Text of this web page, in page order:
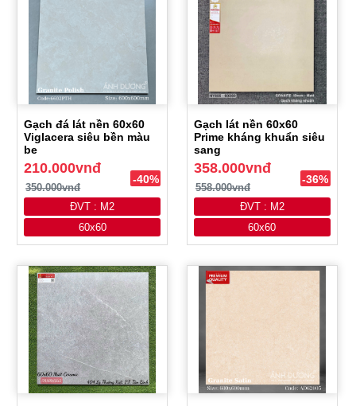
Gạch đá lát nền 60x60
Viglacera siêu bền màu
be
210.000vnđ
350.000vnđ
-40%
ĐVT : M2
60x60
Gạch lát nền 60x60
Prime kháng khuẩn siêu
sang
358.000vnđ
558.000vnđ
-36%
ĐVT : M2
60x60